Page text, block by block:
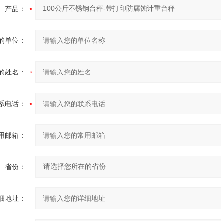
产品：
单位：
姓名：
电话：
邮箱：
省份：
地址：